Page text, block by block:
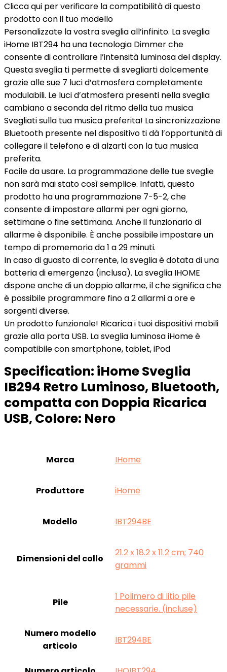
Clicca qui per verificare la compatibilità di questo
prodotto con il tuo modello
Personalizzate la vostra sveglia all’infinito. La sveglia
iHome IBT294 ha una tecnologia Dimmer che
consente di controllare l’intensità luminosa del display.
Questa sveglia ti permette di svegliarti dolcemente
grazie alle sue 7 luci d’atmosfera completamente
modulabili. Le luci d’atmosfera presenti nella sveglia
cambiano a seconda del ritmo della tua musica
Svegliati sulla tua musica preferita! La sincronizzazione
Bluetooth presente nel dispositivo ti dà l’opportunità di
collegare il telefono e di alzarti con la tua musica
preferita.
Facile da usare. La programmazione delle tue sveglie
non sarà mai stato così semplice. Infatti, questo
prodotto ha una programmazione 7-5-2, che
consente di impostare allarmi per ogni giorno,
settimane o fine settimana. Anche il funzionario di
allarme è disponibile. È anche possibile impostare un
tempo di promemoria da 1 a 29 minuti.
In caso di guasto di corrente, la sveglia è dotata di una
batteria di emergenza (inclusa). La sveglia IHOME
dispone anche di un doppio allarme, il che significa che
è possibile programmare fino a 2 allarmi a ore e
sorgenti diverse.
Un prodotto funzionale! Ricarica i tuoi dispositivi mobili
grazie alla porta USB. La sveglia luminosa iHome è
compatibile con smartphone, tablet, iPod
Specification: iHome Sveglia
IB294 Retro Luminoso, Bluetooth,
compatta con Doppia Ricarica
USB, Colore: Nero
Marca ‎IHome
Produttore ‎iHome
Modello ‎IBT294BE
Dimensioni del collo
‎21.2 x 18.2 x 11.2 cm; 740
grammi
Pile
‎1 Polimero di litio pile
necessarie. (incluse)
Numero modello
articolo
‎IBT294BE